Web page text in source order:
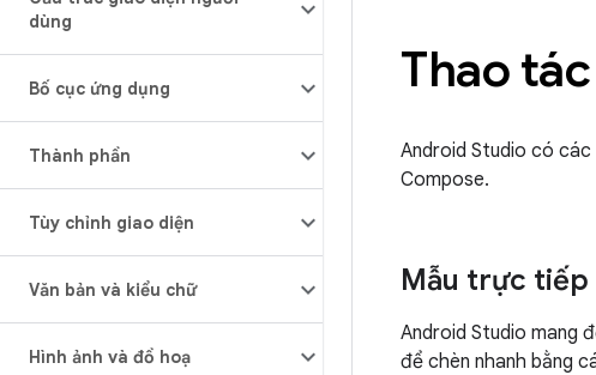
dùng
Bố cục ứng dụng
Thành phần
Tùy chỉnh giao diện
Văn bản và kiểu chữ
Hình ảnh và đồ hoạ
Thao
Android Studio có
Compose.
Mẫu trực tiếp
Android Studio mang
để chèn nhanh bằng